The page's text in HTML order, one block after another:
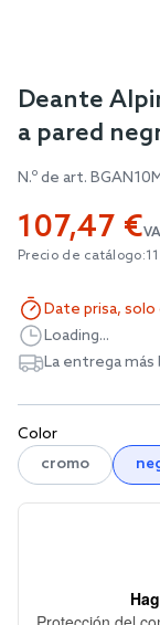
Skip
the
beginning
the
images
Deante
a pared
N.º de art.
107,47 €
Precio de catálogo:
Color
cromo
Date prisa, solo
Loading...
La entrega más